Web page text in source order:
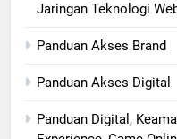
Jaringan Teknologi
Panduan Akses Brand
Panduan Akses Digital
Panduan Digital,